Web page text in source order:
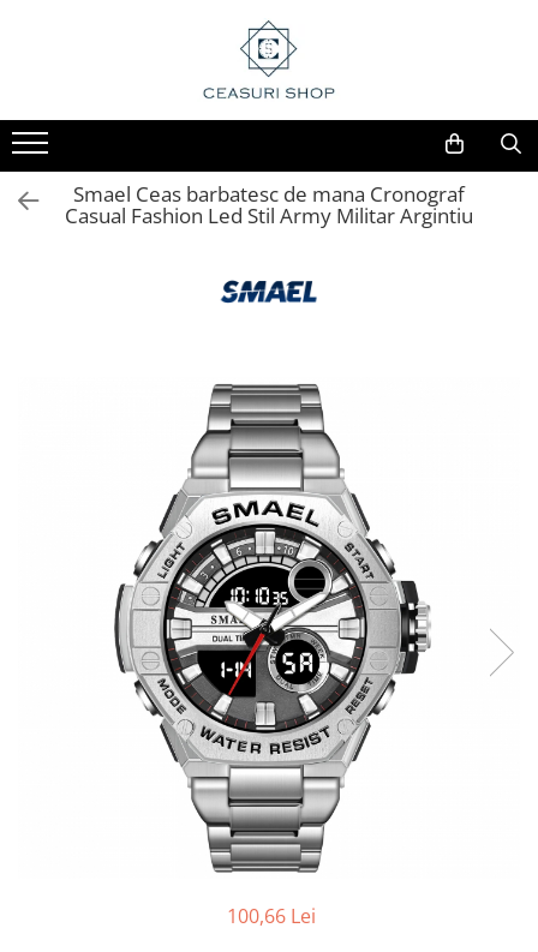
Smael Ceas barbatesc de mana Cronograf
Casual Fashion Led Stil Army Militar Argintiu
100,66 Lei